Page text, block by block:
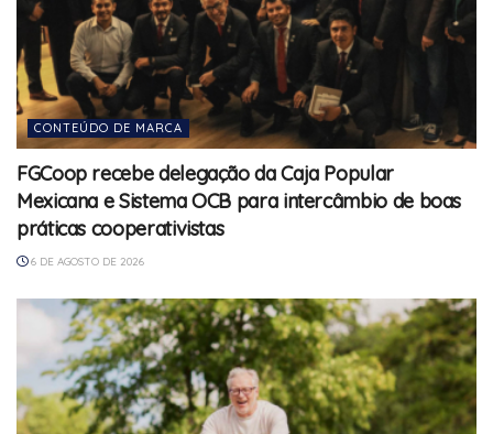
CONTEÚDO DE MARCA
FGCoop recebe delegação da Caja Popular
Mexicana e Sistema OCB para intercâmbio de boas
práticas cooperativistas
6 DE AGOSTO DE 2026